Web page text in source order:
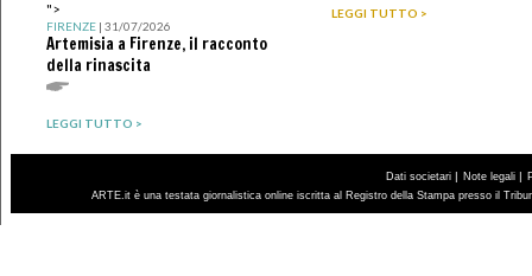
">
FIRENZE| 31/07/2026
Artemisia a Firenze, il racconto
della rinascita
LEGGI TUTTO >
LEGGI TUTTO >
Dati societari | Note legali |
ARTE.it è una testata giornalistica online iscritta al Registro della Stampa presso il